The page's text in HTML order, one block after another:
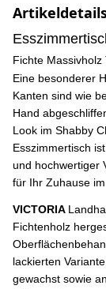
Fichte
Eine besonderer
Kanten sind wie
Hand
Look im Shabby
Esszimmertisch
und hochwertiger
für Ihr Zuhause
VICTORIA
Fichtenholz
lackierten
gewachst sowie